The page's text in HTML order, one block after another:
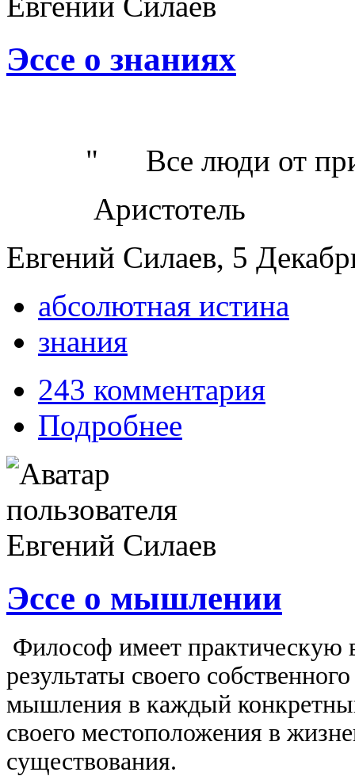
Эссе о знаниях
" Все люди от
Аристотель
Евгений Силаев, 5
абсолютная истина
знания
243 комментария
Подробнее
Эссе о мышлении
Философ имеет практическую
результаты своего
мышления в каждый
своего местоположения в
существования.